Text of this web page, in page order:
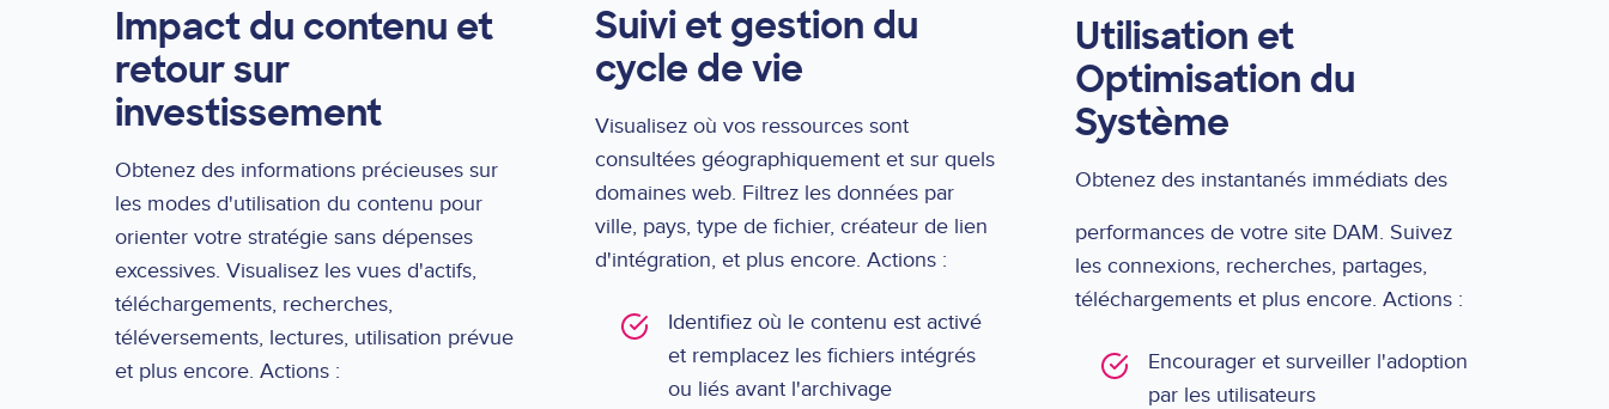
Impact du contenu et
retour sur
investissement
Obtenez des informations précieuses sur
les modes d'utilisation du contenu pour
orienter votre stratégie sans dépenses
excessives. Visualisez les vues d'actifs,
téléchargements, recherches,
téléversements, lectures, utilisation prévue
et plus encore. Actions :
Suivi et gestion du
cycle de vie
Visualisez où vos ressources sont
consultées géographiquement et sur quels
domaines web. Filtrez les données par
ville, pays, type de fichier, créateur de lien
d'intégration, et plus encore. Actions :
Identifiez où le contenu est activé
et remplacez les fichiers intégrés
ou liés avant l'archivage
Utilisation et
Optimisation du
Système
Obtenez des instantanés immédiats des
performances de votre site DAM. Suivez
les connexions, recherches, partages,
téléchargements et plus encore. Actions :
Encourager et surveiller l'adoption
par les utilisateurs